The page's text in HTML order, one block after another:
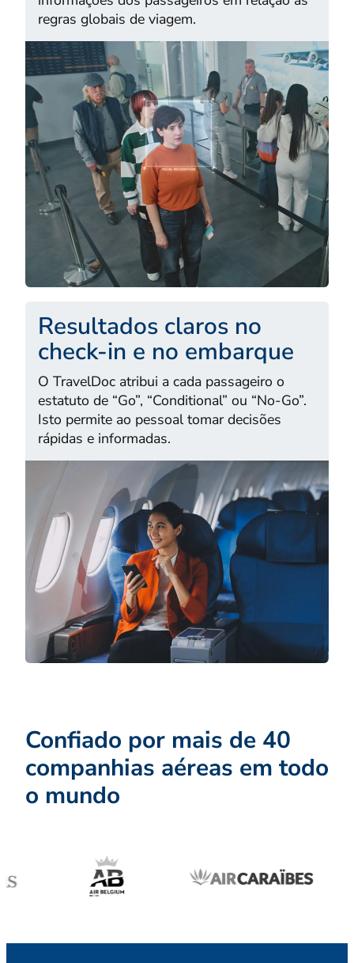
regras globais de viagem.
Resultados claros no
check-in e no embarque
O TravelDoc atribui a cada passageiro o
estatuto de “Go”, “Conditional” ou “No-Go”.
Isto permite ao pessoal tomar decisões
rápidas e informadas.
Confiado por mais de 40
companhias aéreas em todo
o mundo